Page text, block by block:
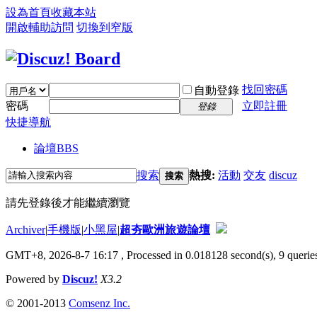
設為首頁收藏本站
開啟輔助訪問 切換到窄版
自動登錄 找回密碼
密碼
登錄
立即註冊
快捷導航
論壇BBS
搜索 搜索 熱搜: 活動 交友 discuz
請先登錄後才能繼續瀏覽
Archiver|手機版|小黑屋|超夯歐洲旅遊論壇
GMT+8, 2026-8-7 16:17 , Processed in 0.018128 second(s), 9
Powered by Discuz! X3.2
© 2001-2013 Comsenz Inc.